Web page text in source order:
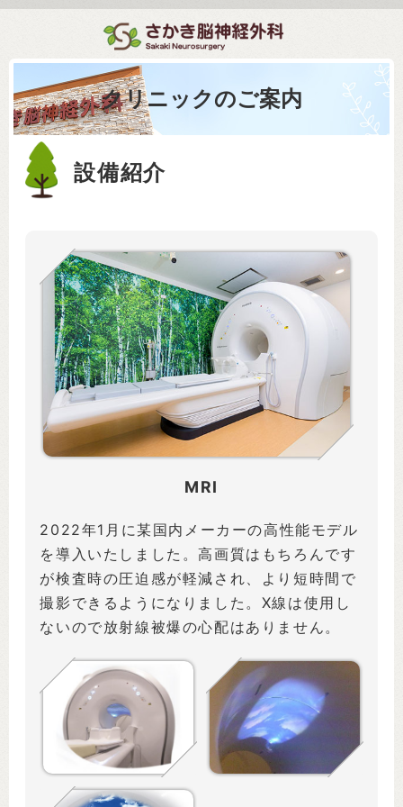
クリニックのご案内
設備紹介
MRI
2022年1月に某国内メーカーの高性能モデル
を導入いたしました。高画質はもちろんです
が検査時の圧迫感が軽減され、より短時間で
撮影できるようになりました。X線は使用し
ないので放射線被爆の心配はありません。